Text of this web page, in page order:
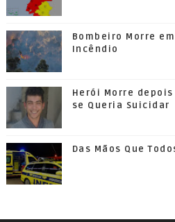
Bombeiro Morre
Incêndio
Herói Morre
se Queria Suicidar
Das Mãos Que